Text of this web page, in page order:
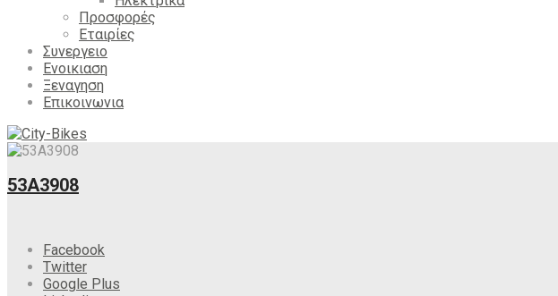
Προσφορές
Εταιρίες
Συνεργειο
Ενοικιαση
Ξεναγηση
Επικοινωνια
53A3908
Facebook
Twitter
Google Plus